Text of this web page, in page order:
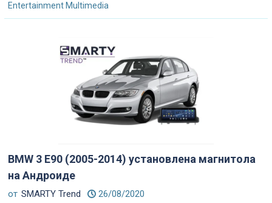
Entertainment Multimedia
BMW 3 E90 (2005-2014) установлена магнитола
на Андроиде
от SMARTY Trend 26/08/2020